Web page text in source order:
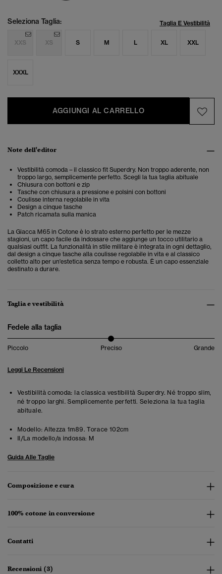
Seleziona Taglia: Taglia E Vestibilità
XXS XS S M L XL XXL
XXXL
AGGIUNGI AL CARRELLO
Note dell'editor
Vestibilità comoda – il classico fit Superdry. Non troppo aderente, non
troppo largo, semplicemente perfetto. Scegli la tua taglia abituale
Chiusura con bottoni e zip
Tasche con chiusura a pressione e polsini con bottoni
Coulisse interna regolabile in vita
Design a cinque tasche
Patch ricamata sulla manica
La Giacca M65 in Cotone è lo strato esterno perfetto per le mezze
stagioni, un capo facile da indossare che aggiunge un tocco utilitario a
qualsiasi outfit. La funzionalità in stile militare è integrata in ogni dettaglio,
dal design a cinque tasche alla coulisse regolabile in vita e al classico
colletto alto per un'estetica senza tempo e robusta. È un capo essenziale
destinato a durare.
Taglia e vestibilità
Fedele alla taglia
Piccolo Preciso Grande
Leggi Le Recensioni
Vestibilità comoda: la classica vestibilità Superdry. Né troppo slim,
né troppo larghi. Semplicemente perfetti. Seleziona la tua taglia
abituale.
Modello: Altezza 1m89. Torace 102cm
Il/La modello/a indossa: M
Guida Alle Taglie
Composizione e cura
100% cotone in conversione
Contatti
Recensioni (3)